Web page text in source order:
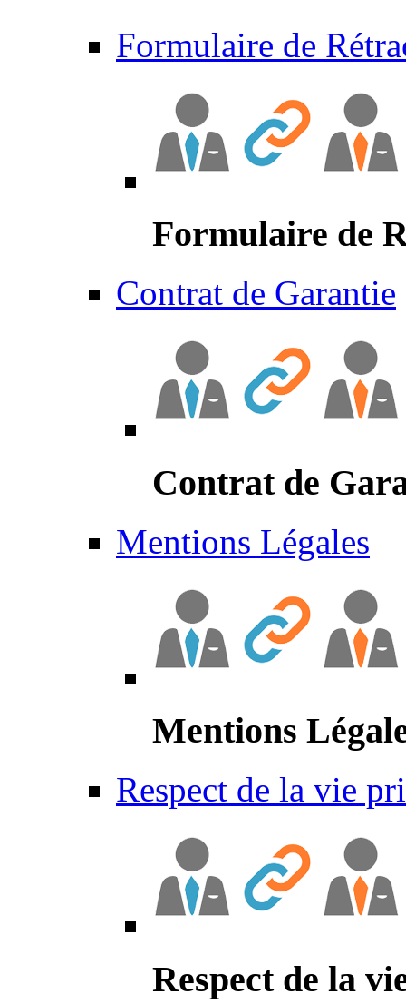
Formulaire de
Formulaire de
Contrat de Garantie
Contrat de
Mentions Légales
Mentions
Respect de la vie
Respect de la